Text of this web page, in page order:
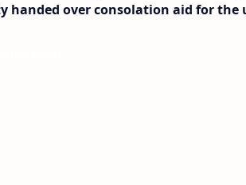
handed over consolation aid for